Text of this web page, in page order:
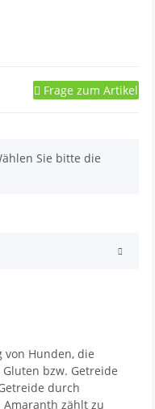
Frage zum Artikel
Sie bitte die
Hunden, die
bzw. Getreide
durch
zählt zu